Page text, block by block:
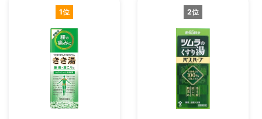
1位 2位